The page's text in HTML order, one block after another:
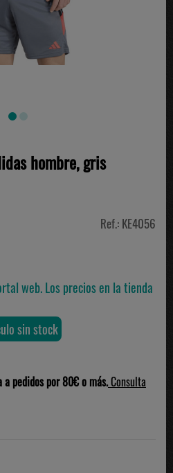
hombre, gris
Ref.: KE4056
web. Los precios en la tienda
sin stock
a pedidos por 80€ o más.Consulta